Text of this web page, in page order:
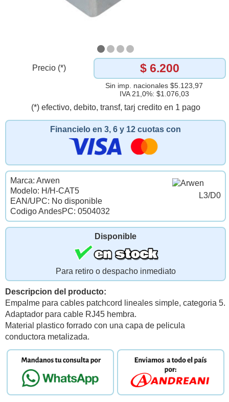
Precio (*) $ 6.200
Sin imp. nacionales $5.123,97
IVA 21,0%: $1.076,03
(*) efectivo, debito, transf, tarj credito en 1 pago
Financielo en 3, 6 y 12 cuotas con
L3/D0
Marca: Arwen
Modelo: H/H-CAT5
EAN/UPC: No disponible
Codigo AndesPC: 0504032
Disponible
Para retiro o despacho inmediato
Descripcion del producto:
Empalme para cables patchcord lineales simple, categoria 5.
Adaptador para cable RJ45 hembra.
Material plastico forrado con una capa de pelicula
conductora metalizada.